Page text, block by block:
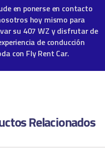
en ponerse en contacto
hoy mismo para
su 407 WZ y disfrutar de
de conducción
con Fly Rent Car.
Relacionados